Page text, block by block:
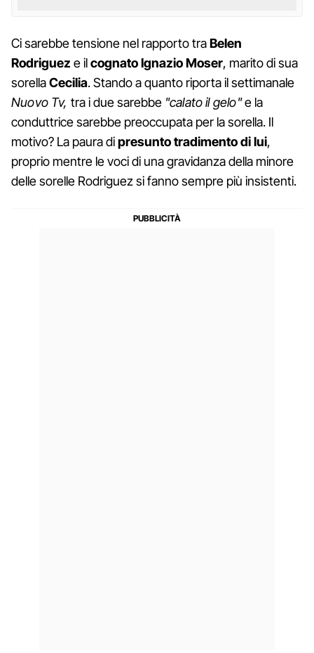
Ci sarebbe tensione nel rapporto traBelen
Rodriguez e ilcognato Ignazio Moser, marito di sua
sorellaCecilia. Stando a quanto riporta il settimanale
Nuovo Tv, tra i due sarebbe "calato il gelo"e la
conduttrice sarebbe preoccupata per la sorella. Il
motivo? La paura dipresunto tradimento di lui,
proprio mentre le voci di una gravidanza della minore
delle sorelle Rodriguez si fanno sempre più insistenti.